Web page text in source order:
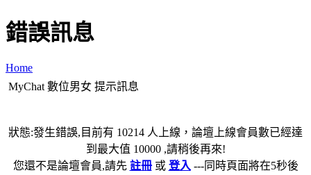
錯誤訊息
Home
MyChat 數位男女 提示訊息
狀態:發生錯誤,目前有 10214 人上線，論壇上線會員數已經達
到最大值 10000 ,請稍後再來!
您還不是論壇會員,請先 註冊或 登入 ---同時頁面將在5秒後